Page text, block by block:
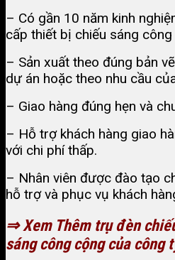
– Có gần 10 năm kinh
cấp thiết bị chiếu sáng công
– Sản xuất theo đúng bản
dự án hoặc theo nhu cầu
– Giao hàng đúng hẹn và
– Hỗ trợ khách hàng giao
với chi phí thấp.
– Nhân viên được đào tạo
hỗ trợ và phục vụ khách
⇒ Xem Thêm trụ đèn
sáng công cộng của công